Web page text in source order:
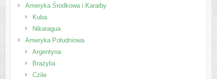
Ameryka Środkowa i Karaiby
Kuba
Nikaragua
Ameryka Południowa
Argentyna
Brazylia
Czile